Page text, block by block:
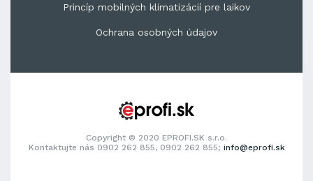
Princíp mobilných klimatizácií pre laikov
Ochrana osobných údajov
Copyright © 2020 EPROFI.SK s.r.o.
Kontaktujte nás 0902 262 855, 0902 262 855; info@eprofi.sk